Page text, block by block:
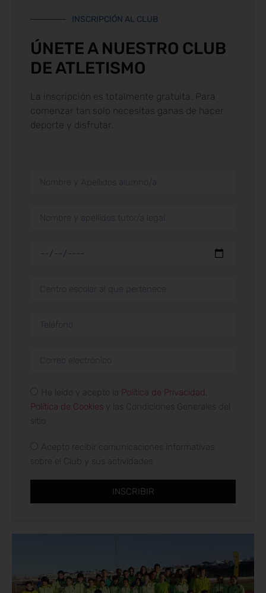
INSCRIPCIÓN AL CLUB
ÚNETE A NUESTRO CLUB
DE ATLETISMO
La inscripción es totalmente gratuita. Para
comenzar tan solo necesitas ganas de hacer
deporte y disfrutar.
Política de Privacidad
Política de Cookies y las Condiciones Generales del
Acepto recibir comunicaciones informativas
INSCRIBIR